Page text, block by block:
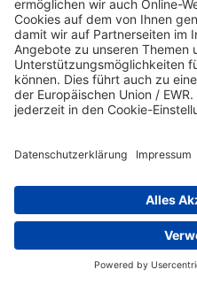
mindern.
Sie haben
unserenFachverband
Existenzsicherung